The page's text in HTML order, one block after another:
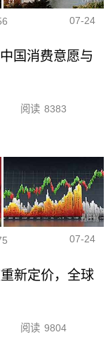
07-24
国消费意愿与
阅读 8383
07-24
新定价，全球
阅读 9804